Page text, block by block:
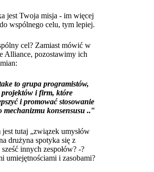
jest Twoja misja - im więcej
wspólnego celu, tym lepiej.
cel? Zamiast mówić w
Alliance, pozostawimy ich
to grupa programistów,
i firm, które
i promować stosowanie
konsensusu .."
tutaj „związek umysłów
drużyna spotyka się z
innych zespołów? -?
umiejętnościami i zasobami?